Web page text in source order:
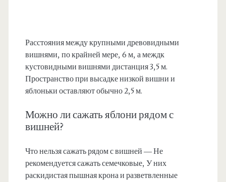
Расстояния между крупными древовидными
вишнями, по крайней мере, 6 м, а междк
кустовидными вишнями дистанция 3,5 м.
Пространство при высадке низкой вишни и
яблоньки оставляют обычно 2,5 м.
Можно ли сажать яблони рядом с
вишней?
Что нельзя сажать рядом с вишней — Не
рекомендуется сажать семечковые, У них
раскидистая пышная крона и разветвленные